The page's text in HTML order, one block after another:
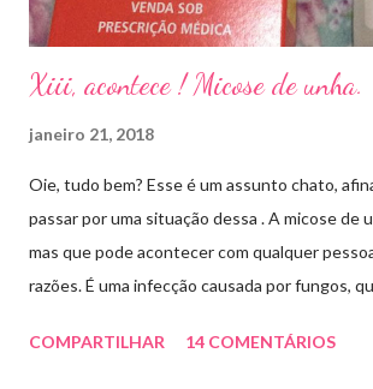
Xiii, acontece ! Micose de unha.
janeiro 21, 2018
Oie, tudo bem? Esse é um assunto chato,
passar por uma situação dessa . A micose de
mas que pode acontecer com qualquer
razões. É uma infecção causada por fungos,
descolar da pele. As causas mais comuns
COMPARTILHAR 14 COMENTÁRIOS